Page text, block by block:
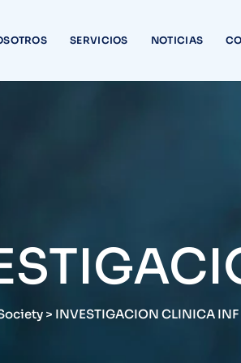
SERVICIOS NOTICIAS
> INVESTIGACION CLINICA INF